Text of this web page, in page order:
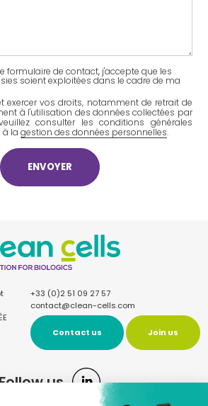
formulaire de contact, j'accepte que les
soient exploitées dans le cadre de ma
exercer vos droits, notamment de retrait de
à l'utilisation des données collectées par
consulter les conditions générales
à la gestion des données personnelles.
+33 (0)2 51 09 27 57
contact@clean-cells.com
Contact us Join us
Follow us